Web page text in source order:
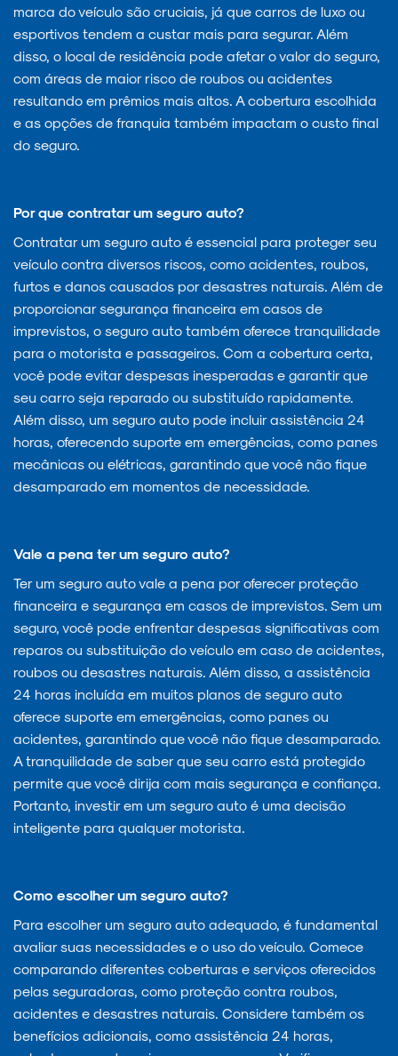
marca do veículo são cruciais, já que carros de luxo ou
esportivos tendem a custar mais para segurar. Além
disso, o local de residência pode afetar o valor do seguro,
com áreas de maior risco de roubos ou acidentes
resultando em prêmios mais altos. A cobertura escolhida
e as opções de franquia também impactam o custo final
do seguro.
Por que contratar um seguro auto?
Contratar um seguro auto é essencial para proteger seu
veículo contra diversos riscos, como acidentes, roubos,
furtos e danos causados por desastres naturais. Além de
proporcionar segurança financeira em casos de
imprevistos, o seguro auto também oferece tranquilidade
para o motorista e passageiros. Com a cobertura certa,
você pode evitar despesas inesperadas e garantir que
seu carro seja reparado ou substituído rapidamente.
Além disso, um seguro auto pode incluir assistência 24
horas, oferecendo suporte em emergências, como panes
mecânicas ou elétricas, garantindo que você não fique
desamparado em momentos de necessidade.
Vale a pena ter um seguro auto?
Ter um seguro auto vale a pena por oferecer proteção
financeira e segurança em casos de imprevistos. Sem um
seguro, você pode enfrentar despesas significativas com
reparos ou substituição do veículo em caso de acidentes,
roubos ou desastres naturais. Além disso, a assistência
24 horas incluída em muitos planos de seguro auto
oferece suporte em emergências, como panes ou
acidentes, garantindo que você não fique desamparado.
A tranquilidade de saber que seu carro está protegido
permite que você dirija com mais segurança e confiança.
Portanto, investir em um seguro auto é uma decisão
inteligente para qualquer motorista.
Como escolher um seguro auto?
Para escolher um seguro auto adequado, é fundamental
avaliar suas necessidades e o uso do veículo. Comece
comparando diferentes coberturas e serviços oferecidos
pelas seguradoras, como proteção contra roubos,
acidentes e desastres naturais. Considere também os
benefícios adicionais, como assistência 24 horas,